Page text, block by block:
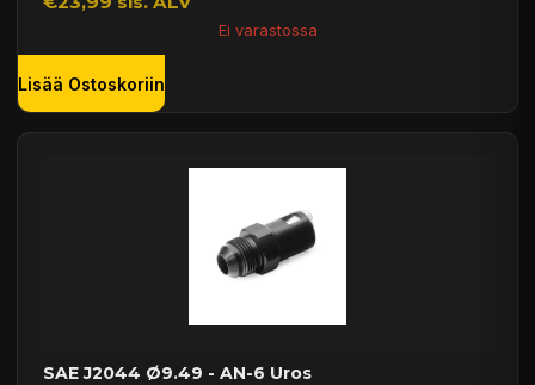
Ei varastossa
Lisää Ostoskoriin
SAE J2044 Ø9.49 - AN-6 Uros